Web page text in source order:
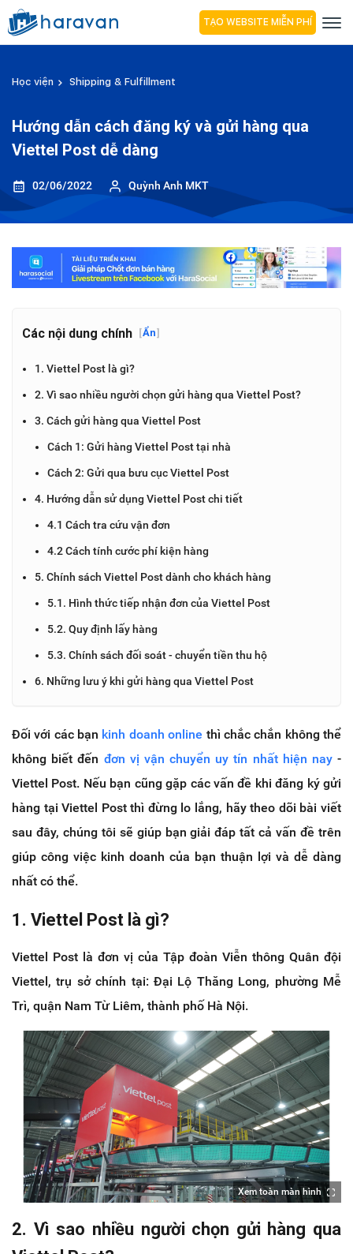
TẠO WEBSITE MIỄN PHÍ
Học viện Shipping & Fulfillment
Hướng dẫn cách đăng ký và gửi hàng qua
Viettel Post dễ dàng
02/06/2022 Quỳnh Anh MKT
Các nội dung chính [Ẩn]
1. Viettel Post là gì?
2. Vì sao nhiều người chọn gửi hàng qua Viettel Post?
3. Cách gửi hàng qua Viettel Post
Cách 1: Gửi hàng Viettel Post tại nhà
Cách 2: Gửi qua bưu cục Viettel Post
4. Hướng dẫn sử dụng Viettel Post chi tiết
4.1 Cách tra cứu vận đơn
4.2 Cách tính cước phí kiện hàng
5. Chính sách Viettel Post dành cho khách hàng
5.1. Hình thức tiếp nhận đơn của Viettel Post
5.2. Quy định lấy hàng
5.3. Chính sách đối soát - chuyển tiền thu hộ
6. Những lưu ý khi gửi hàng qua Viettel Post
Đối với các bạn kinh doanh online thì chắc chắn không thể
không biết đến đơn vị vận chuyển uy tín nhất hiện nay-
Viettel Post. Nếu bạn cũng gặp các vấn đề khi đăng ký gửi
hàng tại Viettel Post thì đừng lo lắng, hãy theo dõi bài viết
sau đây, chúng tôi sẽ giúp bạn giải đáp tất cả vấn đề trên
giúp công việc kinh doanh của bạn thuận lợi và dễ dàng
nhất có thể.
1. Viettel Post là gì?
Viettel Post là đơn vị của Tập đoàn Viễn thông Quân đội
Viettel, trụ sở chính tại: Đại Lộ Thăng Long, phường Mễ
Trì, quận Nam Từ Liêm, thành phố Hà Nội.
Xem toàn màn hình
2. Vì sao nhiều người chọn gửi hàng qua